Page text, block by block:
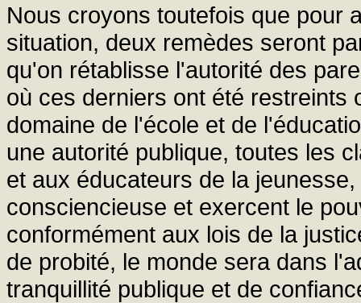
Nous croyons toutefois que pour
situation, deux remèdes seront
qu'on rétablisse l'autorité des
où ces derniers ont été restreints
domaine de l'école et de
une autorité publique, toutes les
et aux éducateurs de la
consciencieuse et exercent le
conformément aux lois de la
de probité, le monde sera dans
tranquillité publique et de